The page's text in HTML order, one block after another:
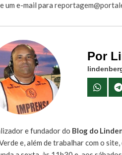
um e-mail para
Por
e fundador do Blog do
e, além de trabalhar com o